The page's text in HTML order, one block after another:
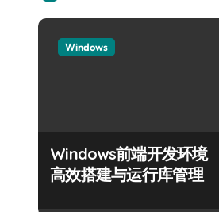
Windows
Windows前端开发环境
高效搭建与运行库管理